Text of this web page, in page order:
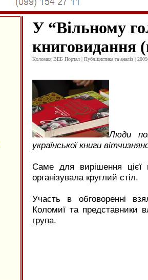
У “Вільному
книговидання
Коломия ВЕБ Портал | Публіцистика та аналіз |
Люди
української книги
Саме для вирішення цієї
організувала круглий стіл.
Участь в обговоренні
Коломиї та представники
група.